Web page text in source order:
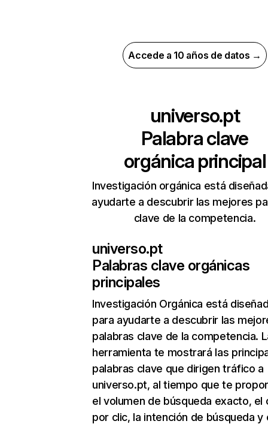
Accede a 10 años de datos →
universo.pt
Palabra clave
orgánica principal
Investigación orgánica está
ayudarte a descubrir las mejores
clave de la competencia.
universo.pt
Palabras clave orgánicas
principales
Investigación Orgánica está
para ayudarte a descubrir las
palabras clave de la competencia.
herramienta te mostrará las
palabras clave que dirigen tráfico a
universo.pt, al tiempo que te
el volumen de búsqueda exacto, el
por clic, la intención de búsqueda y